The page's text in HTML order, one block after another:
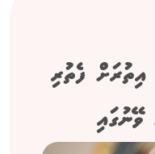
ފެތުރި
ވޭނުގައި